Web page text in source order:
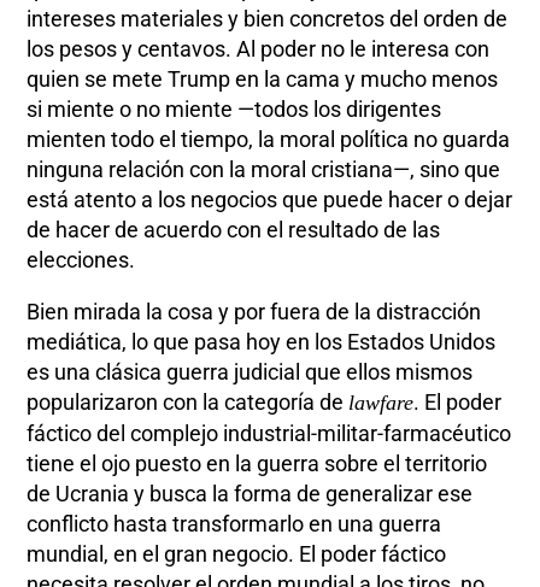
intereses materiales y bien concretos del orden de
los pesos y centavos. Al poder no le interesa con
quien se mete Trump en la cama y mucho menos
si miente o no miente —todos los dirigentes
mienten todo el tiempo, la moral política no guarda
ninguna relación con la moral cristiana—, sino que
está atento a los negocios que puede hacer o dejar
de hacer de acuerdo con el resultado de las
elecciones.
Bien mirada la cosa y por fuera de la distracción
mediática, lo que pasa hoy en los Estados Unidos
es una clásica guerra judicial que ellos mismos
popularizaron con la categoría de lawfare. El poder
fáctico del complejo industrial-militar-farmacéutico
tiene el ojo puesto en la guerra sobre el territorio
de Ucrania y busca la forma de generalizar ese
conflicto hasta transformarlo en una guerra
mundial, en el gran negocio. El poder fáctico